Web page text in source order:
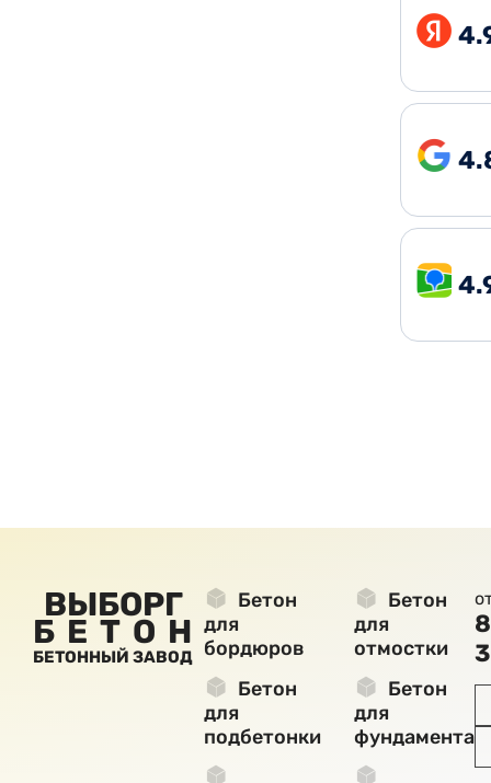
ВЫБОРГ
БЕТОН
БЕТОННЫЙ ЗАВОД
Бетон
для
бордюров
Бетон
для
отмостки
Бетон
для
подбетонки
Бетон
для
фундамента